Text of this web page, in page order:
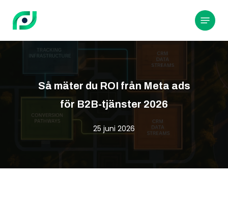
huvudinnehållet
Meny
Så mäter du ROI från Meta ads
för B2B-tjänster 2026
25 juni 2026